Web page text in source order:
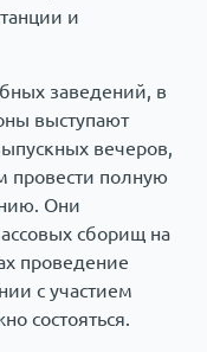
и
заведений, в
выступают
вечеров,
провести полную
Они
сборищ на
проведение
с участием
состояться.